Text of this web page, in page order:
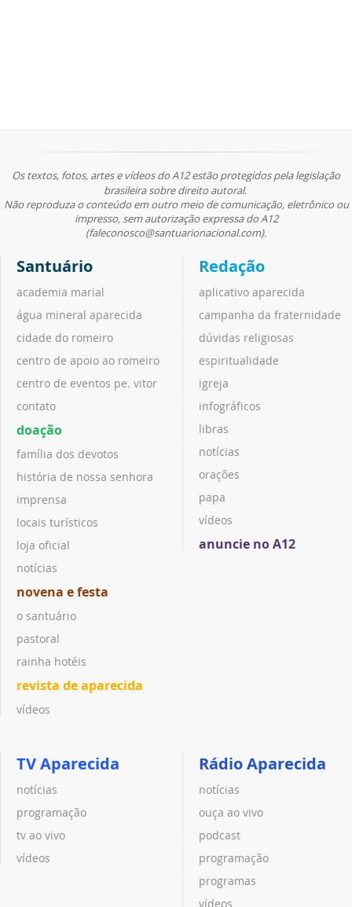
Os textos, fotos, artes e vídeos do A12 estão protegidos pela legislação
brasileira sobre direito autoral.
Não reproduza o conteúdo em outro meio de comunicação, eletrônico ou
impresso, sem autorização expressa do A12
(faleconosco@santuarionacional.com).
Santuário
academia marial
água mineral aparecida
cidade do romeiro
centro de apoio ao romeiro
centro de eventos pe. vitor
contato
doação
família dos devotos
história de nossa senhora
imprensa
locais turísticos
loja oficial
notícias
novena e festa
o santuário
pastoral
rainha hotéis
revista de aparecida
vídeos
Redação
aplicativo aparecida
campanha da fraternidade
dúvidas religiosas
espiritualidade
igreja
infográficos
libras
notícias
orações
papa
vídeos
anuncie no A12
TV Aparecida
notícias
programação
tv ao vivo
vídeos
Rádio Aparecida
notícias
ouça ao vivo
podcast
programação
programas
vídeos